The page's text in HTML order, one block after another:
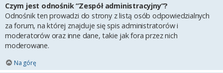
Czym jest odnośnik “Zespół administracyjny”?
Odnośnik ten prowadzi do strony z listą osób odpowiedzialnych
za forum, na której znajduje się spis administratorów i
moderatorów oraz inne dane, takie jak fora przez nich
moderowane.
Na górę